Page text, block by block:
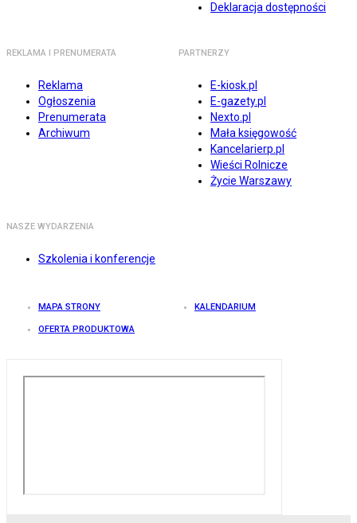
Deklaracja dostępności
REKLAMA I PRENUMERATA
Reklama
Ogłoszenia
Prenumerata
Archiwum
PARTNERZY
E-kiosk.pl
E-gazety.pl
Nexto.pl
Mała księgowość
Kancelarierp.pl
Wieści Rolnicze
Życie Warszawy
NASZE WYDARZENIA
Szkolenia i konferencje
MAPA STRONY KALENDARIUM
OFERTA PRODUKTOWA